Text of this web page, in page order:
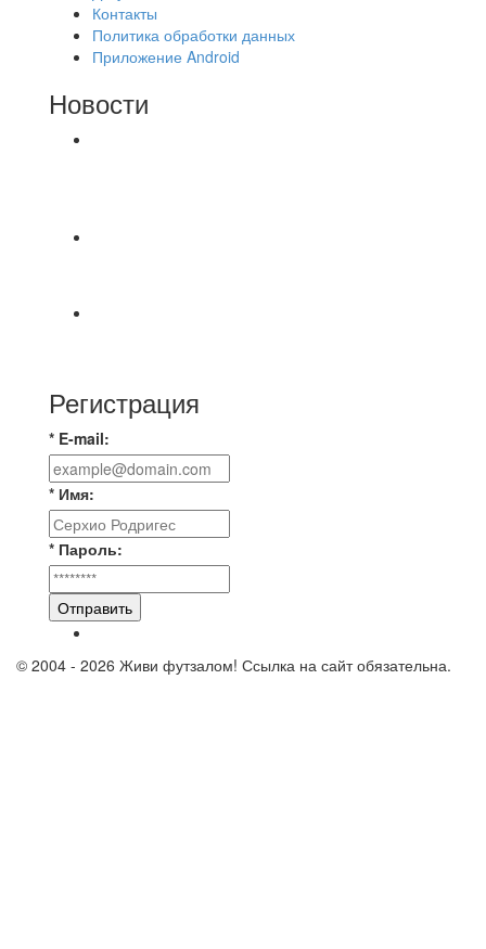
Контакты
Политика обработки данных
Приложение Android
Новости
Регистрация
* E-mail:
* Имя:
* Пароль:
Отправить
© 2004 - 2026 Живи футзалом! Ссылка на сайт обязательна.